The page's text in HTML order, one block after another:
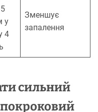
у
4
Зменшує
запалення
сильний